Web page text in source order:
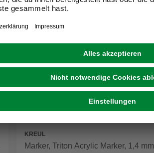
KREUL
Marker, Triton Acrylic Marker, 1,4 mm